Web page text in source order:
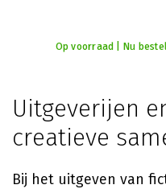
Op voorraad | Nu
Uitgeverijen
creatieve
Bij het uitgeven van